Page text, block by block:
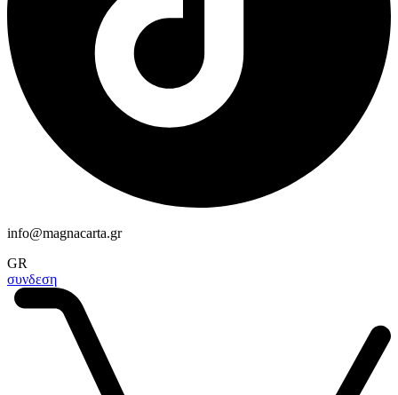
info@magnacarta.gr
GR
συνδεση